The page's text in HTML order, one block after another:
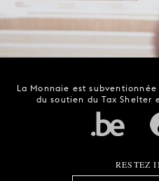
La Monnaie est
du soutien du Tax
RESTEZ